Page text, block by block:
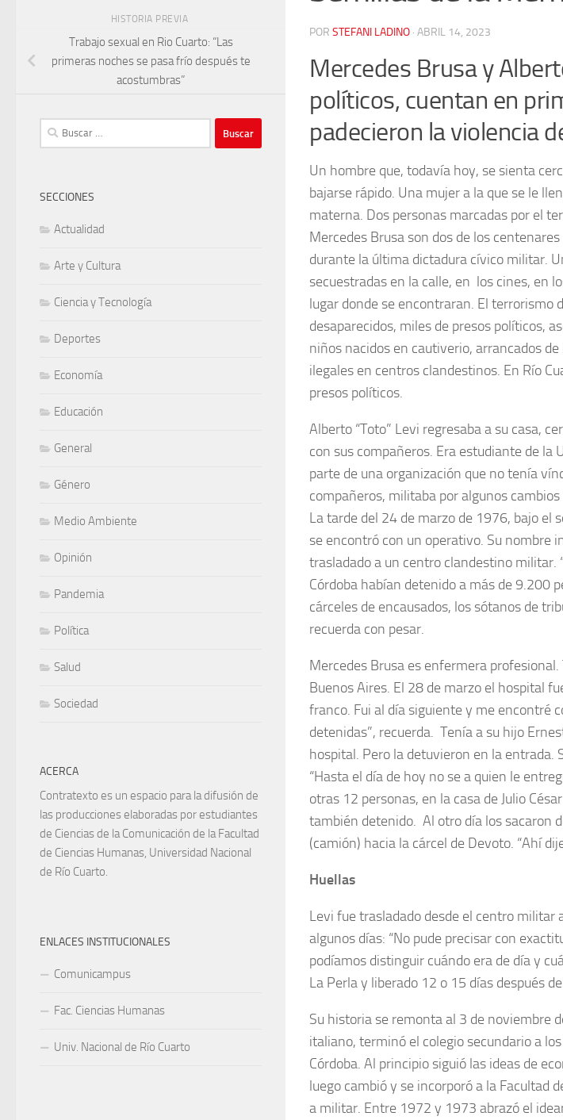
POR STEFANI LADINO · ABRIL 14, 2023
Mercedes Brusa y
políticos, cuentan en
padecieron la violencia
Un hombre que, todavía hoy, se sienta
bajarse rápido. Una mujer a la que se le
materna. Dos personas marcadas por el
Mercedes Brusa son dos de los
durante la última dictadura cívico militar.
secuestradas en la calle, en los cines, en
lugar donde se encontraran. El terrorismo
desaparecidos, miles de presos políticos,
niños nacidos en cautiverio, arrancados
ilegales en centros clandestinos. En Río
presos políticos.
Alberto “Toto” Levi regresaba a su casa,
con sus compañeros. Era estudiante de la
parte de una organización que no tenía
compañeros, militaba por algunos
La tarde del 24 de marzo de 1976, bajo el
se encontró con un operativo. Su nombre
trasladado a un centro clandestino
Córdoba habían detenido a más de 9.200
cárceles de encausados, los sótanos de
recuerda con pesar.
Mercedes Brusa es enfermera
Buenos Aires. El 28 de marzo el hospital
franco. Fui al día siguiente y me encontré
detenidas”, recuerda. Tenía a su hijo
hospital. Pero la detuvieron en la entrada.
“Hasta el día de hoy no se a quien le
otras 12 personas, en la casa de Julio
también detenido. Al otro día los sacaron
(camión) hacia la cárcel de Devoto. “Ahí
Huellas
Levi fue trasladado desde el centro militar
algunos días: “No pude precisar con
podíamos distinguir cuándo era de día y
La Perla y liberado 12 o 15 días después
Su historia se remonta al 3 de noviembre
italiano, terminó el colegio secundario a
Córdoba. Al principio siguió las ideas de
luego cambió y se incorporó a la Facultad
a militar. Entre 1972 y 1973 abrazó el
HISTORIA PREVIA
Trabajo sexual en Rio Cuarto: “Las
primeras noches se pasa frío después te
acostumbras”
Buscar:
SECCIONES
Actualidad
Arte y Cultura
Ciencia y Tecnología
Deportes
Economía
Educación
General
Género
Medio Ambiente
Opinión
Pandemia
Política
Salud
Sociedad
ACERCA
Contratexto es un espacio para la difusión de
las producciones elaboradas por estudiantes
de Ciencias de la Comunicación de la Facultad
de Ciencias Humanas, Universidad Nacional
de Río Cuarto.
ENLACES INSTITUCIONALES
Comunicampus
Fac. Ciencias Humanas
Univ. Nacional de Río Cuarto